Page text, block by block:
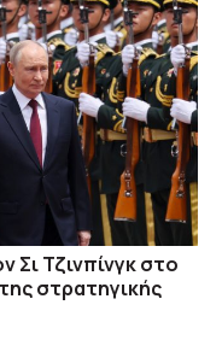
Τζινπίνγκ στο
στρατηγικής